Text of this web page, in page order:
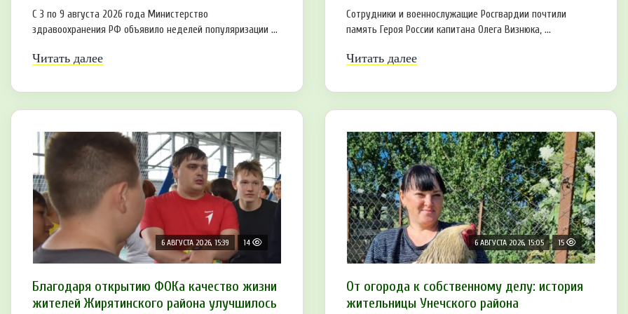
С 3 по 9 августа 2026 года Министерство
здравоохранения РФ объявило неделей популяризации ...
Читать далее
Сотрудники и военнослужащие Росгвардии почтили
память Героя России капитана Олега Визнюка, ...
Читать далее
6 АВГУСТА 2026, 15:39 14
Благодаря открытию ФОКа качество жизни
жителей Жирятинского района улучшилось
6 АВГУСТА 2026, 15:05 15
От огорода к собственному делу: история
жительницы Унечского района